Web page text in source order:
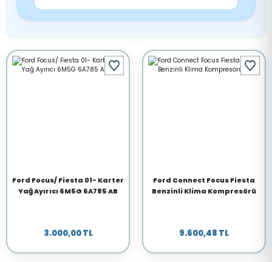
Ford Focus/ Fiesta 01- Karter
Yağ Ayırıcı 6M5G 6A785 AB
3.000,00 TL
Ford Connect Focus Fiesta
Benzinli Klima Kompresörü
9.600,48 TL